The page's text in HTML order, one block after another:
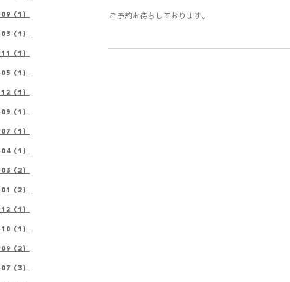
ご予約お待ちしております。
（1）
（1）
（1）
（1）
（1）
（1）
（1）
（1）
（2）
（2）
（1）
（1）
（2）
（3）